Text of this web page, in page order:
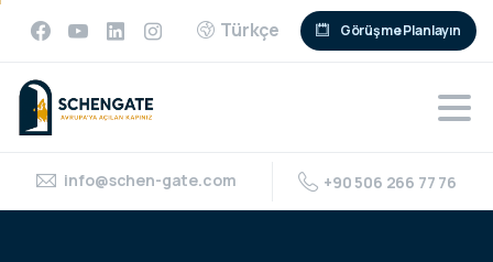
Türkçe Görüşme Planlayın
info@schen-gate.com +90 506 266 77 76